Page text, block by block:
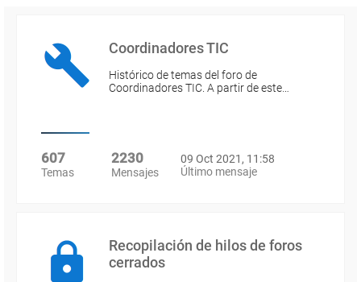
Coordinadores TIC
Histórico de temas del foro de
Coordinadores TIC. A partir de este…
607
Temas
2230
Mensajes
09 Oct 2021, 11:58
Último mensaje
Recopilación de hilos de foros
cerrados